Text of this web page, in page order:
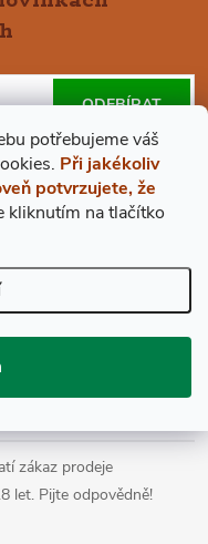
potřebujeme váš
Při jakékoliv
potvrzujete, že
kliknutím na tlačítko
ochrany osobních údajů
ODEBÍRAT